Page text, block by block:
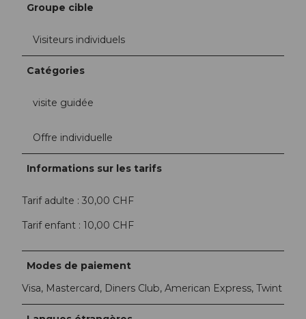
Groupe cible
Visiteurs individuels
Catégories
visite guidée
Offre individuelle
Informations sur les tarifs
Tarif adulte : 30,00 CHF
Tarif enfant : 10,00 CHF
Modes de paiement
Visa, Mastercard, Diners Club, American Express, Twint